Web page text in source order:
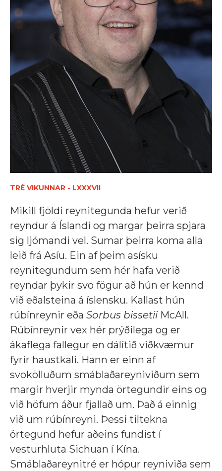
TRÉ VIKUNNAR - LXXXVII
Mikill fjöldi reynitegunda hefur verið
reyndur á Íslandi og margar þeirra spjara
sig ljómandi vel. Sumar þeirra koma alla
leið frá Asíu. Ein af þeim asísku
reynitegundum sem hér hafa verið
reyndar þykir svo fögur að hún er kennd
við eðalsteina á íslensku. Kallast hún
rúbínreynir eða Sorbus bissetiiMcAll.
Rúbínreynir vex hér prýðilega og er
ákaflega fallegur en dálítið viðkvæmur
fyrir haustkali. Hann er einn af
svokölluðum smáblaðareyniviðum sem
margir hverjir mynda örtegundir eins og
við höfum áður fjallað um. Það á einnig
við um rúbínreyni. Þessi tiltekna
örtegund hefur aðeins fundist í
vesturhluta Sichuan í Kína.
Smáblaðareynitré er hópur reyniviða sem